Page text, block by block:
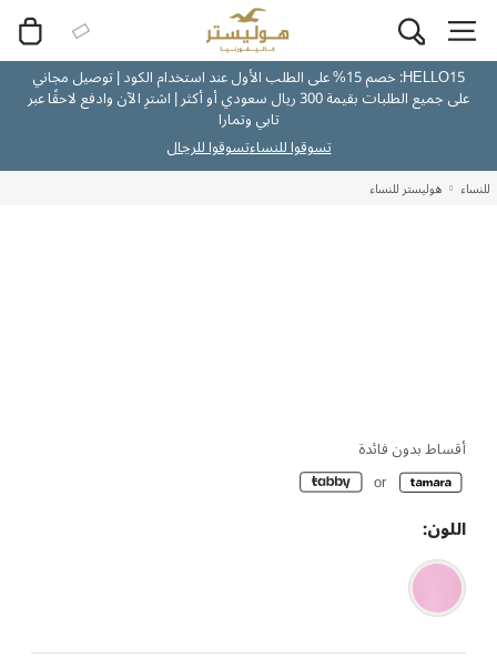
HELLO15: خصم 15% على الطلب الأول عند استخدام الكود | توصيل مجاني
على جميع الطلبات بقيمة 300 ريال سعودي أو أكثر | اشترِ الآن وادفع لاحقًا عبر
تابي وتمارا
تسوقوا للنساءتسوقوا للرجال
للنساء هوليستر للنساء
أقساط بدون فائدة
اللون: